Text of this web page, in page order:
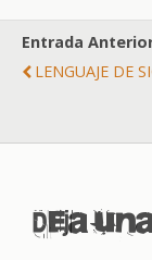
Entrada
LENGUAJE DE
Deja